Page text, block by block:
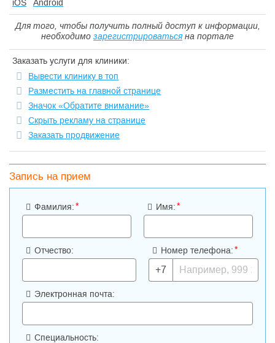
iOS Android
Для того, чтобы получить полный доступ к информации,
необходимо зарегистрироватьсяна портале
Заказать услуги для клиники:
Вывести клинику в топ
Разместить на главной странице
Значок «Обратите внимание»
Скрыть рекламу на странице
Заказать продвижение
Запись на прием
Фамилия:* Имя:*
Отчество: Номер телефона:*
+7
Электронная почта:
Специальность: